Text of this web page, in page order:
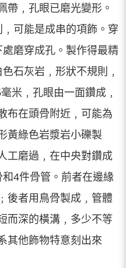
帶﹐孔眼已磨光變形。
可能是成串的項飾。穿
磨穿成孔。製作得最精
石灰岩﹐形狀不規則﹐
米﹐孔眼由一面鑽成﹐
布在頭骨附近﹐可能為
黃綠色岩漿岩小礫製
工磨過﹐在中央對鑽成
4件骨管。前者在邊緣
後者用鳥骨製成﹐管體
而深的橫溝﹐多少不等
其他飾物特意刻出來